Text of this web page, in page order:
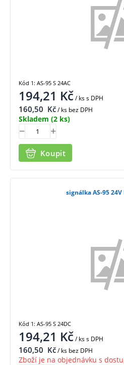
194,21 Kč/ kss DPH
160,50 Kč/ ks bez DPH
Skladem (2 ks)
Koupit
Kód 1: AS-95 S 24AC
signálka AS-95
194,21 Kč/ kss DPH
160,50 Kč/ ks bez DPH
Zboží je na objednávku s
Kód 1: AS-95 S 24DC